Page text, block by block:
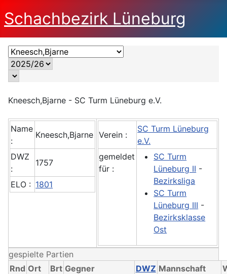
Schachbezirk Lüneburg
Kneesch,Bjarne - SC Turm Lüneburg e.V.
Name
:
Kneesch,Bjarne
DWZ
:
1757
ELO : 1801
Verein :
SC Turm Lüneburg
e.V.
gemeldet
für :
SC Turm
Lüneburg II -
Bezirksliga
SC Turm
Lüneburg III -
Bezirksklasse
Ost
gespielte Partien
Rnd Ort Brt Gegner DWZ Mannschaft